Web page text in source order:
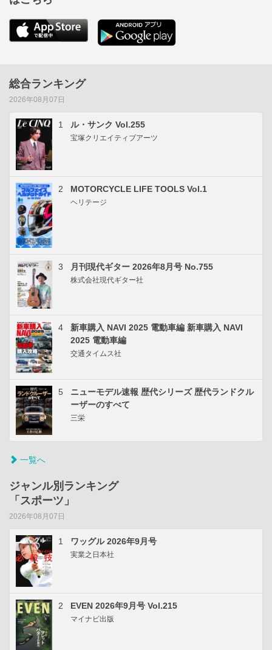
総合ランキング
2026年08月07日
1 ル・サンク Vol.255
宝塚クリエイティブアーツ
2 MOTORCYCLE LIFE TOOLS Vol.1
ヘリテージ
3 月刊現代ギター 2026年8月号 No.755
株式会社現代ギター社
4
新車購入 NAVI 2025 電動車編 新車購入 NAVI
2025 電動車編
交通タイムス社
5
ニューモデル速報 歴代シリーズ 歴代ランドクル
ーザーのすべて
三栄
一覧へ
ジャンル別ランキング
「スポーツ」
2026年08月07日
1 ワッグル 2026年9月号
実業之日本社
2 EVEN 2026年9月号 Vol.215
マイナビ出版